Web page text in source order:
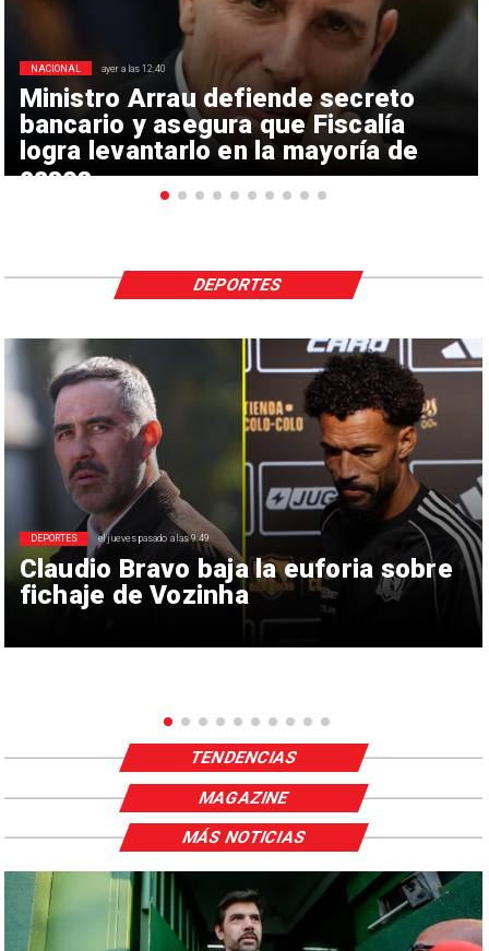
Ministro Arrau defiende secreto
bancario y asegura que Fiscalía
logra levantarlo en la mayoría de
casos
NACIONAL ayer a las 12:40
Claudio Bravo baja la euforia sobre
fichaje de Vozinha
DEPORTES el jueves pasado a las 9:49
DEPORTES
TENDENCIAS
MAGAZINE
MÁS NOTICIAS